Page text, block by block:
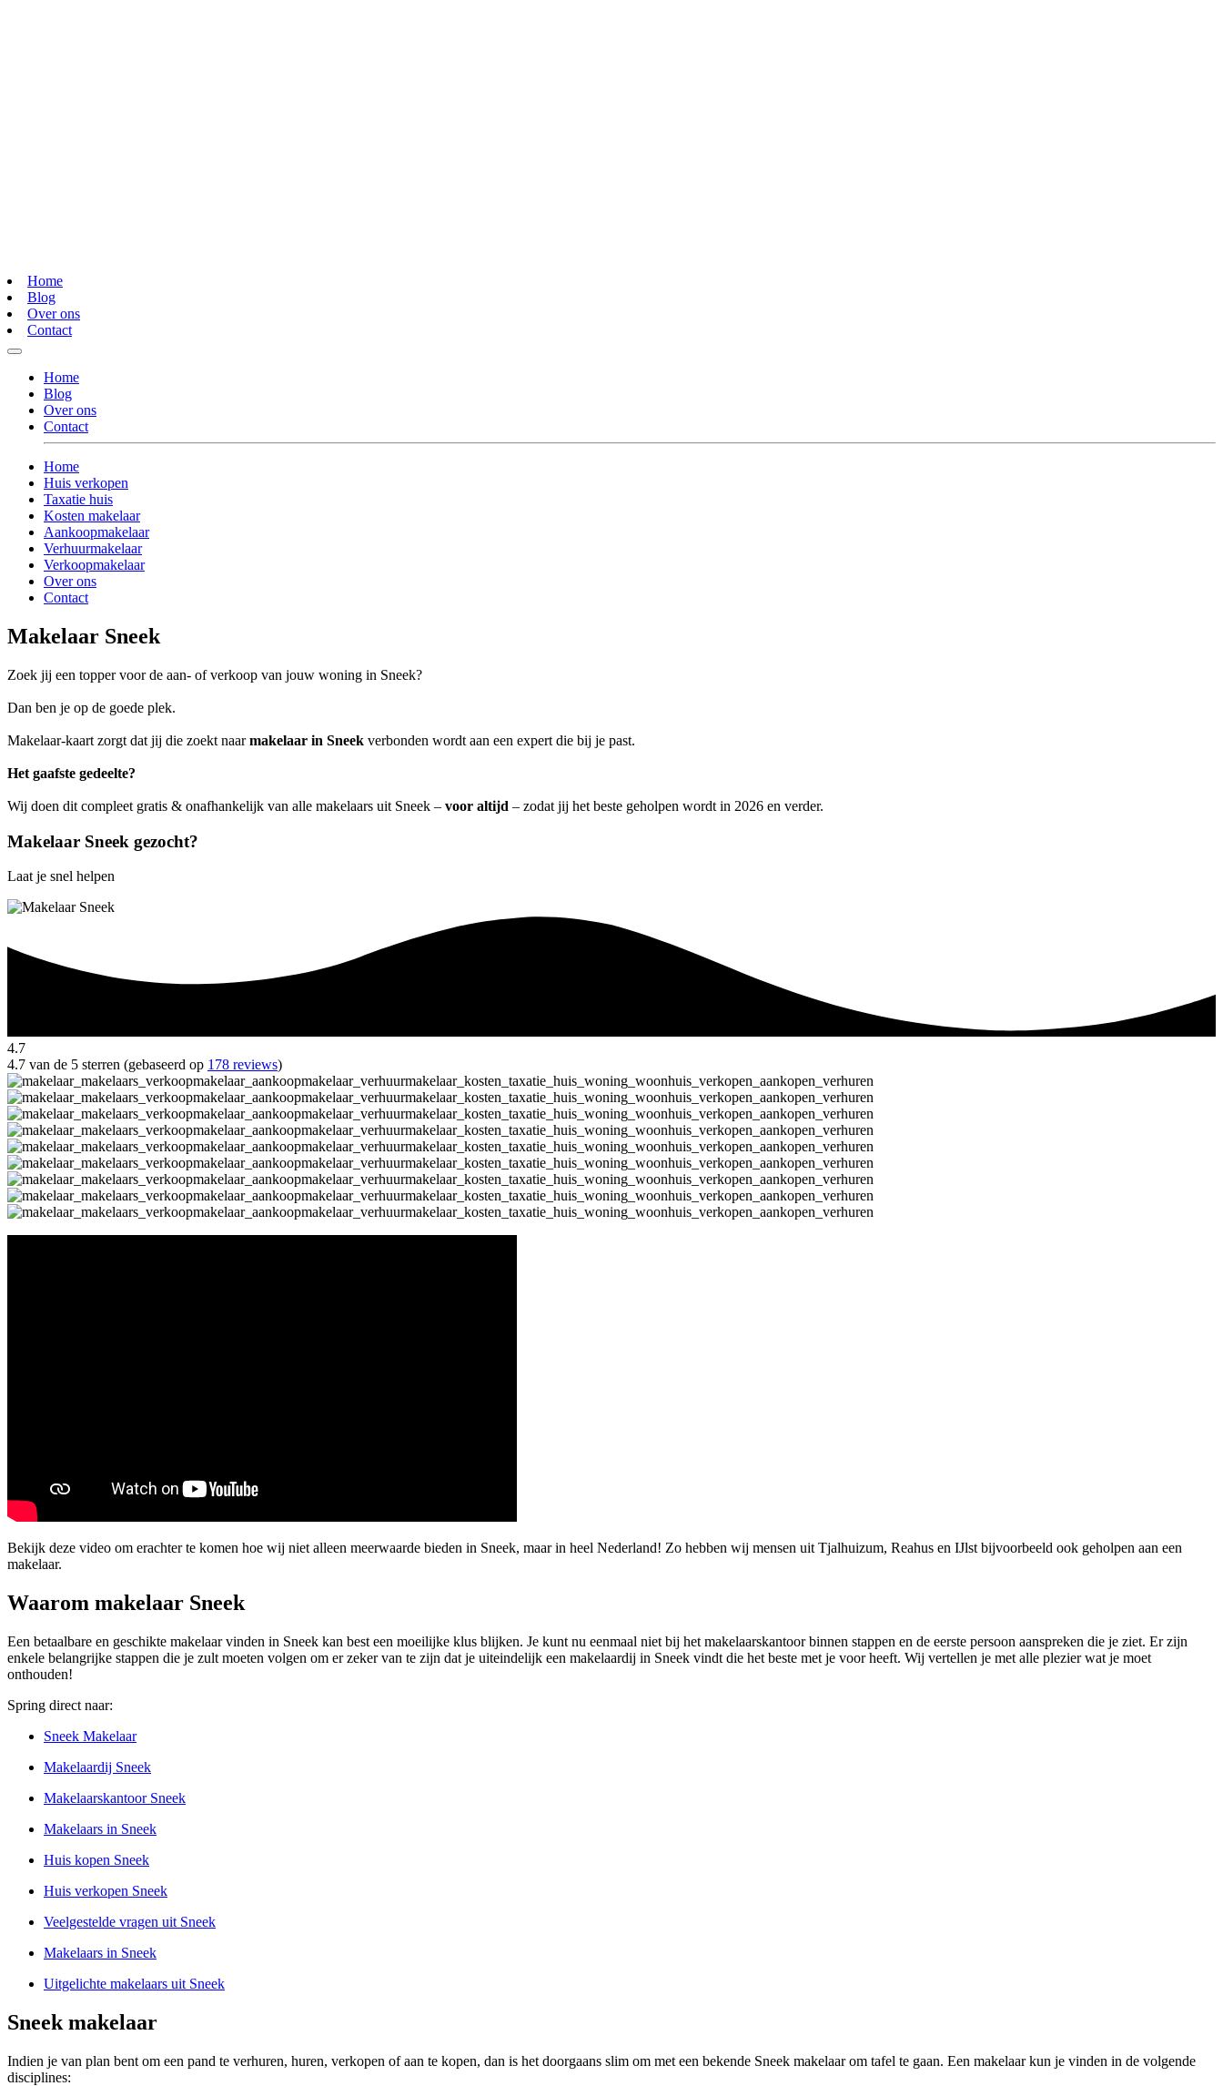
Home
Blog
Over ons
Contact
Home
Blog
Over ons
Contact
Home
Huis verkopen
Taxatie huis
Kosten makelaar
Aankoopmakelaar
Verhuurmakelaar
Verkoopmakelaar
Over ons
Contact
Makelaar Sneek
Zoek jij een topper voor de aan- of verkoop van jouw woning in Sneek?
Dan ben je op de goede plek.
Makelaar-kaart zorgt dat jij die zoekt naarmakelaar in Sneek verbonden wordt aan een expert die bij je past.
Het gaafste gedeelte?
Wij doen dit compleet gratis & onafhankelijk van alle makelaars uit Sneek – voor altijd – zodat jij het beste geholpen wordt in 2026 en verder.
Makelaar Sneek gezocht?
Laat je snel helpen
4.7
4.7 van de 5 sterren (gebaseerd op 178 reviews)
Bekijk deze video om erachter te komen hoe wij niet alleen meerwaarde bieden in Sneek, maar in heel Nederland! Zo hebben wij mensen uit Tjalhuizum, Reahus en IJlst bijvoorbeeld ook geholpen aan een
makelaar.
Waarom makelaar Sneek
Een betaalbare en geschikte makelaar vinden in Sneek kan best een moeilijke klus blijken. Je kunt nu eenmaal niet bij het makelaarskantoor binnen stappen en de eerste persoon aanspreken die je ziet. Er zijn
enkele belangrijke stappen die je zult moeten volgen om er zeker van te zijn dat je uiteindelijk een makelaardij in Sneek vindt die het beste met je voor heeft. Wij vertellen je met alle plezier wat je moet
onthouden!
Spring direct naar:
Sneek Makelaar
Makelaardij Sneek
Makelaarskantoor Sneek
Makelaars in Sneek
Huis kopen Sneek
Huis verkopen Sneek
Veelgestelde vragen uit Sneek
Makelaars in Sneek
Uitgelichte makelaars uit Sneek
Sneek makelaar
Indien je van plan bent om een pand te verhuren, huren, verkopen of aan te kopen, dan is het doorgaans slim om met een bekende Sneek makelaar om tafel te gaan. Een makelaar kun je vinden in de volgende
disciplines: